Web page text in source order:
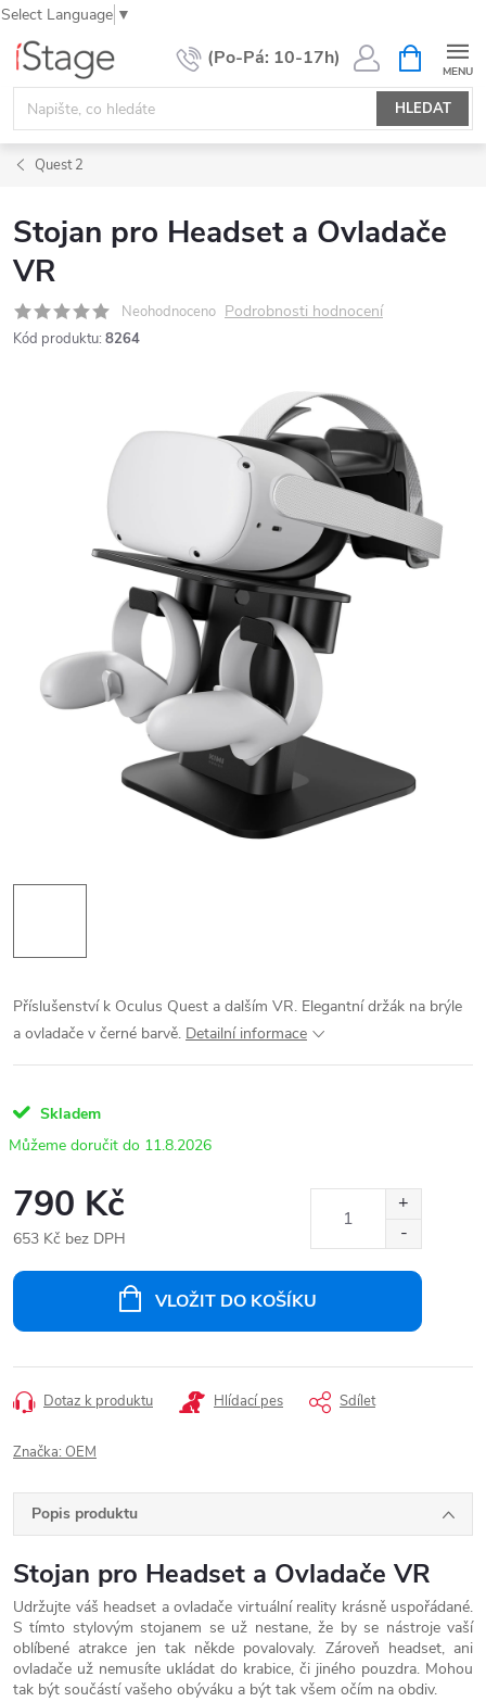
Select Language ▼
Přejít
obsah
HLEDAT
NÁKUPNÍ
KOŠÍK
Quest 2
Stojan pro Headset a Ovladače
VR
Neohodnoceno Podrobnosti hodnocení
Kód produktu: 8264
Příslušenství k Oculus Quest a dalším VR. Elegantní držák na brýle
a ovladače v černé barvě. Detailní informace
Skladem
11.8.2026
790 Kč
653 Kč bez DPH
VLOŽIT DO KOŠÍKU
Dotaz k produktu Hlídací pes Sdílet
Značka: OEM
Popis produktu
Stojan pro Headset a Ovladače VR
Udržujte váš headset a ovladače virtuální reality krásně uspořádané.
S tímto stylovým stojanem se už nestane, že by se nástroje vaší
oblíbené atrakce jen tak někde povalovaly. Zároveň headset, ani
ovladače už nemusíte ukládat do krabice, či jiného pouzdra. Mohou
tak být součástí vašeho obýváku a být tak všem očím na obdiv.